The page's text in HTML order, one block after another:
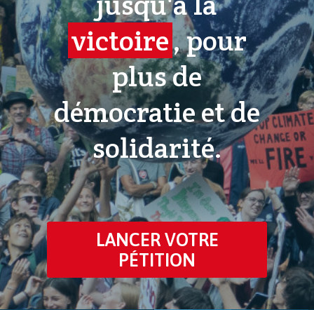
victoire, pour
plus de
démocratie et de
solidarité.
LANCER VOTRE
PÉTITION